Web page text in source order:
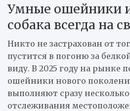
Умные ошейники
собака всегда на
Никто не застрахован от
пустится в погоню за
виду. В 2025 году на рынке
ошейники нового
выполняют сразу
отслеживания